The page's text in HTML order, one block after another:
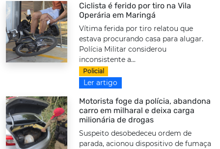
Ciclista é ferido por tiro na Vila
Operária em Maringá
Vítima ferida por tiro relatou que
estava procurando casa para alugar.
Polícia Militar considerou
inconsistente a...
Policial
Ler artigo
Motorista foge da polícia, abandona
carro em milharal e deixa carga
milionária de drogas
Suspeito desobedeceu ordem de
parada, acionou dispositivo de fumaça